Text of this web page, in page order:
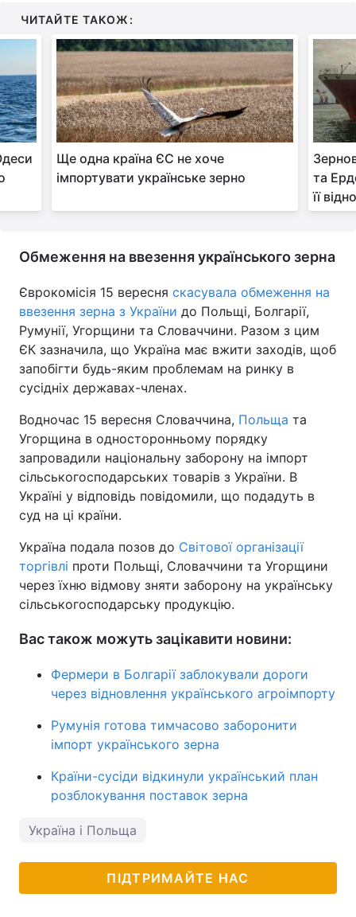
ЧИТАЙТЕ ТАКОЖ:
Ще одна країна ЄС не хоче
імпортувати українське зерно
та
її
Обмеження на ввезення українського зерна
Єврокомісія 15 вересня скасувала обмеження на
ввезення зерна з України до Польщі, Болгарії,
Румунії, Угорщини та Словаччини. Разом з цим
ЄК зазначила, що Україна має вжити заходів, щоб
запобігти будь-яким проблемам на ринку в
сусідніх державах-членах.
Водночас 15 вересня Словаччина, Польща та
Угорщина в односторонньому порядку
запровадили національну заборону на імпорт
сільськогосподарських товарів з України. В
Україні у відповідь повідомили, що подадуть в
суд на ці країни.
Україна подала позов до Світової організації
торгівлі проти Польщі, Словаччини та Угорщини
через їхню відмову зняти заборону на українську
сільськогосподарську продукцію.
Вас також можуть зацікавити новини:
Фермери в Болгарії заблокували дороги
через відновлення українського агроімпорту
Румунія готова тимчасово заборонити
імпорт українського зерна
Країни-сусіди відкинули український план
розблокування поставок зерна
Україна і Польща
ПІДТРИМАЙТЕ НАС